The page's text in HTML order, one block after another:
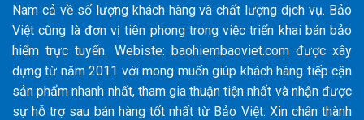
Nam cả về số lượng khách hàng và chất lượng dịch vụ. Bảo
Việt cũng là đơn vị tiên phong trong việc triển khai bán bảo
hiểm trực tuyến. Webiste: baohiembaoviet.com được xây
dựng từ năm 2011 với mong muốn giúp khách hàng tiếp cận
sản phẩm nhanh nhất, tham gia thuận tiện nhất và nhận được
sự hỗ trợ sau bán hàng tốt nhất từ Bảo Việt. Xin chân thành